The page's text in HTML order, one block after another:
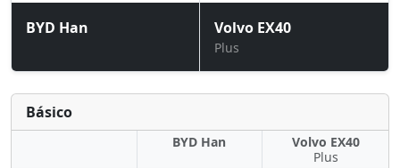
BYD Han Volvo EX40
Plus
Básico
BYD Han
Volvo EX40
Plus